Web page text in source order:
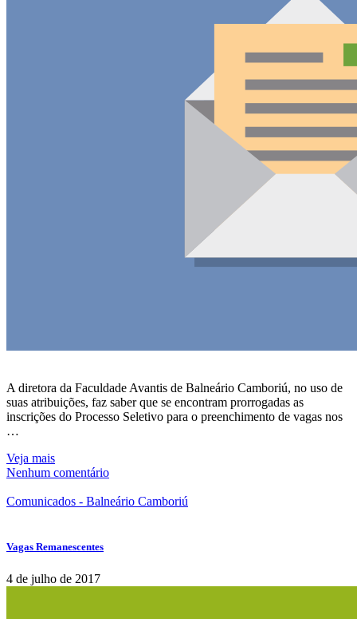
A diretora da Faculdade Avantis de Balneário Camboriú, no uso de
suas atribuições, faz saber que se encontram prorrogadas as
inscrições do Processo Seletivo para o preenchimento de vagas nos
…
Veja mais
Nenhum comentário
Comunicados - Balneário Camboriú
Vagas Remanescentes
4 de julho de 2017